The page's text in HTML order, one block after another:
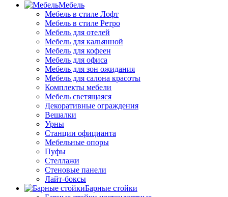
Мебель
Мебель в стиле Лофт
Мебель в стиле Ретро
Мебель для отелей
Мебель для кальянной
Мебель для кофеен
Мебель для офиса
Мебель для зон ожидания
Мебель для салона красоты
Комплекты мебели
Мебель светящаяся
Декоративные ограждения
Вешалки
Урны
Станции официанта
Мебельные опоры
Пуфы
Стеллажи
Стеновые панели
Лайт-боксы
Барные стойки